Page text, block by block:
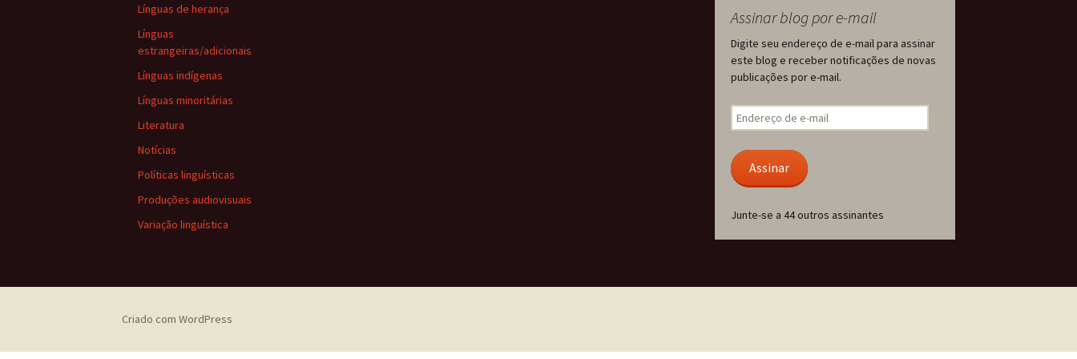
Assinar blog por e-mail
Digite seu endereço de e-mail para assinar
este blog e receber notificações de novas
publicações por e-mail.
Endereço
de
mail Assinar
Junte-se a 44 outros assinantes
Línguas de herança
Línguas
estrangeiras/adicionais
Línguas indígenas
Línguas minoritárias
Literatura
Notícias
Políticas linguísticas
Produções audiovisuais
Variação linguística
Criado com WordPress